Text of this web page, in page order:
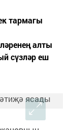
тармагы
алты
сүзләр еш